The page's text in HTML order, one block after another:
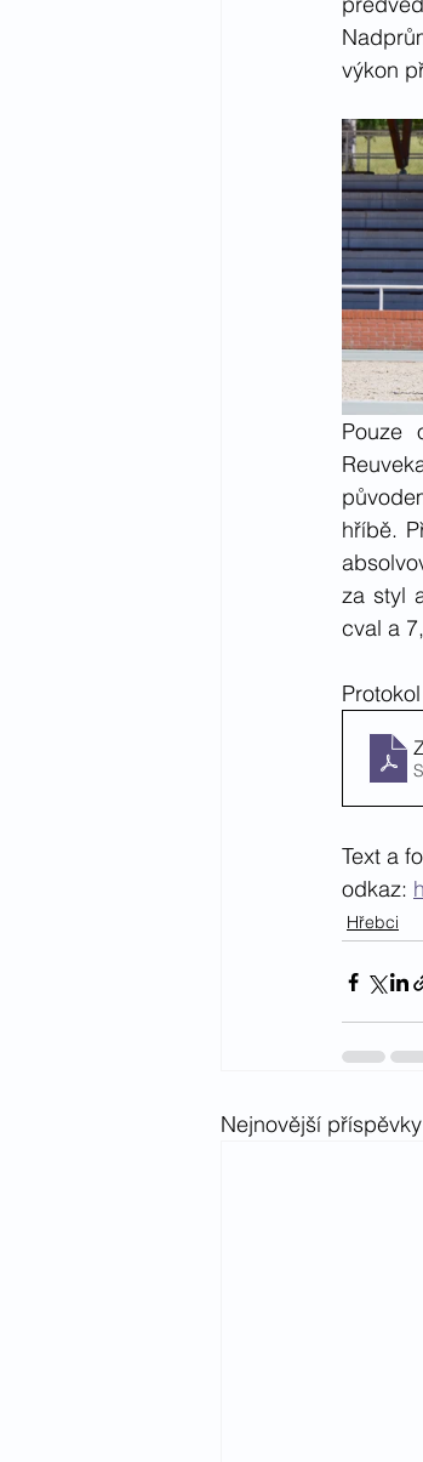
výkon
Pouze
hříbě.
za styl
cval a
Text a
odkaz:
Hřebci
Nejnovější příspěvky